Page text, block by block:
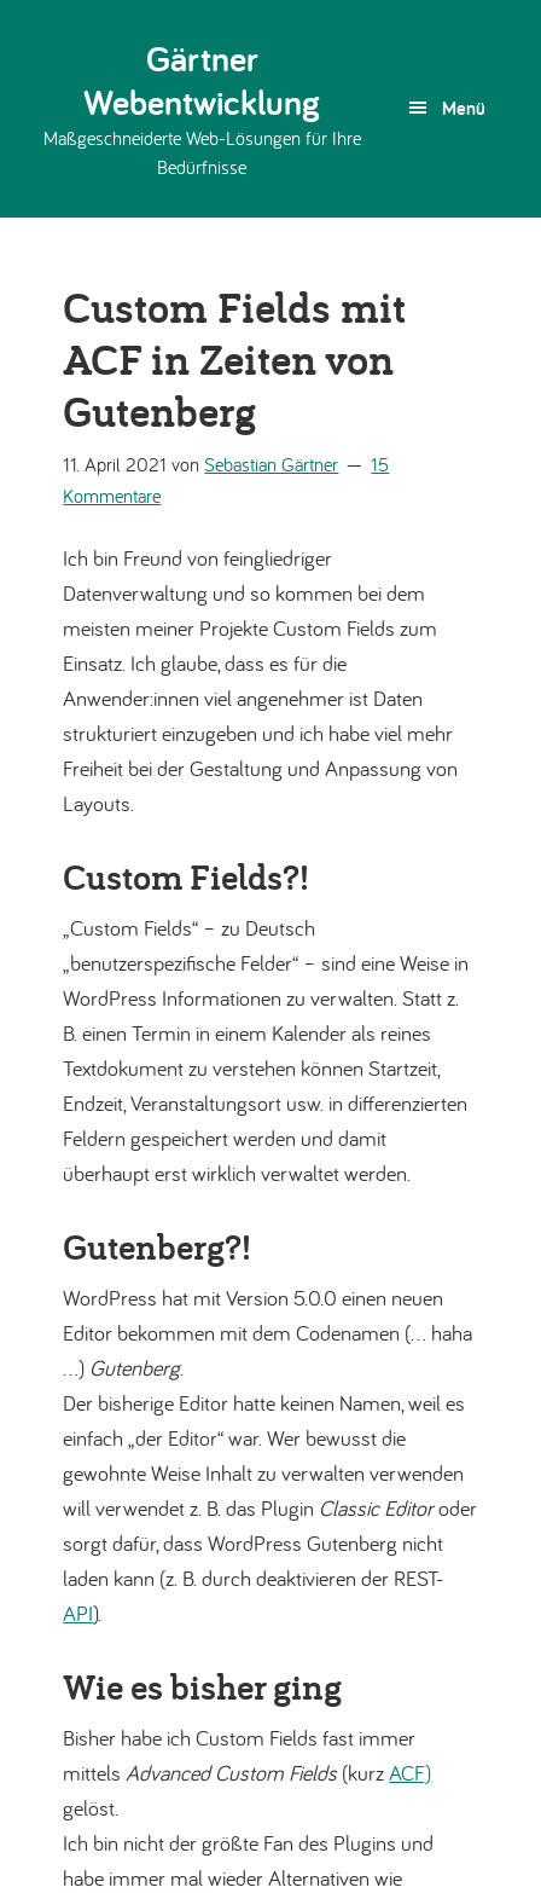
Gärtner
Webentwicklung
Maßgeschneiderte Web-Lösungen für Ihre
Bedürfnisse
Menü
Custom Fields mit
ACF in Zeiten von
Gutenberg
11. April 2021 vonSebastian Gärtner
15
Kommentare
Ich bin Freund von feingliedriger
Datenverwaltung und so kommen bei dem
meisten meiner Projekte Custom Fields zum
Einsatz. Ich glaube, dass es für die
Anwender:innen viel angenehmer ist Daten
strukturiert einzugeben und ich habe viel mehr
Freiheit bei der Gestaltung und Anpassung von
Layouts.
Custom Fields?!
„Custom Fields“ – zu Deutsch
„benutzerspezifische Felder“ – sind eine Weise in
WordPress Informationen zu verwalten. Statt z.
B. einen Termin in einem Kalender als reines
Textdokument zu verstehen können Startzeit,
Endzeit, Veranstaltungsort usw. in differenzierten
Feldern gespeichert werden und damit
überhaupt erst wirklich verwaltet werden.
Gutenberg?!
WordPress hat mit Version 5.0.0 einen neuen
Editor bekommen mit dem Codenamen (… haha
…) Gutenberg.
Der bisherige Editor hatte keinen Namen, weil es
einfach „der Editor“ war. Wer bewusst die
gewohnte Weise Inhalt zu verwalten verwenden
will verwendet z. B. das Plugin Classic Editoroder
sorgt dafür, dass WordPress Gutenberg nicht
laden kann (z. B. durch deaktivieren der REST-
API).
Wie es bisher ging
Bisher habe ich Custom Fields fast immer
mittelsAdvanced Custom Fields(kurzACF)
gelöst.
Ich bin nicht der größte Fan des Plugins und
habe immer mal wieder Alternativen wie